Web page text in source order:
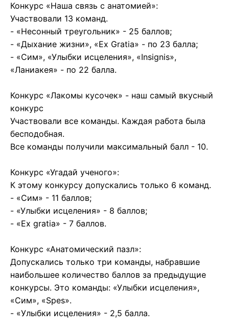
Конкурс «Наша связь с анатомией»:
Участвовали 13 команд.
- «Несонный треугольник» - 25 баллов;
- «Дыхание жизни», «Ex Gratia» - по 23 балла;
- «Сим», «Улыбки исцеления», «Insignis»,
«Ланиакея» - по 22 балла.
Конкурс «Лакомы кусочек» - наш самый вкусный
конкурс
Участвовали все команды. Каждая работа была
бесподобная.
Все команды получили максимальный балл - 10.
Конкурс «Угадай ученого»:
К этому конкурсу допускались только 6 команд.
- «Сим» - 11 баллов;
- «Улыбки исцеления» - 8 баллов;
- «Ex gratia» - 7 баллов.
Конкурс «Анатомический пазл»:
Допускались только три команды, набравшие
наибольшее количество баллов за предыдущие
конкурсы. Это команды: «Улыбки исцеления»,
«Сим», «Spes».
- «Улыбки исцеления» - 2,5 балла.